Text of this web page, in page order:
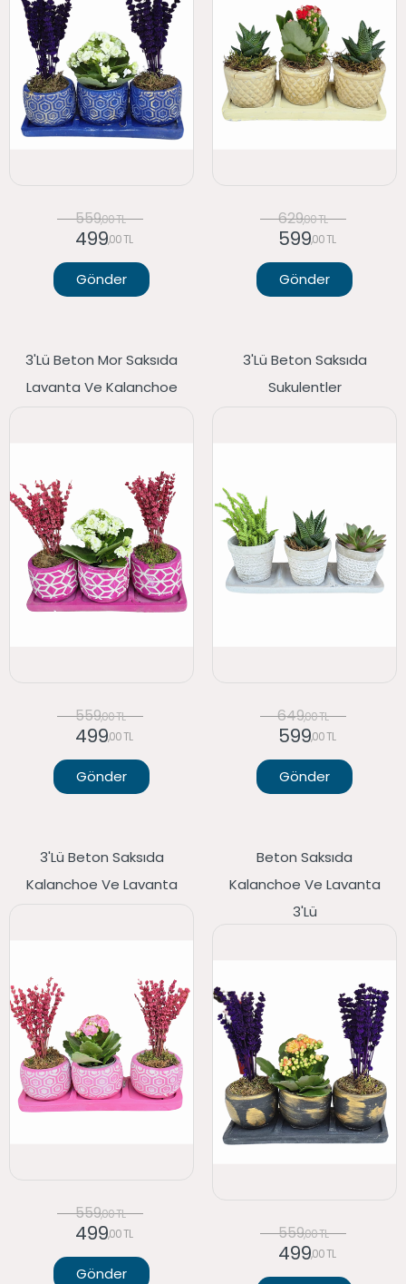
559,00 TL
499,00 TL
Gönder
629,00 TL
599,00 TL
Gönder
3'lü Beton Mor Saksıda
Lavanta Ve Kalanchoe
559,00 TL
499,00 TL
Gönder
3'lü Beton Saksıda
Sukulentler
649,00 TL
599,00 TL
Gönder
3'lü Beton Saksıda
Kalanchoe Ve Lavanta
559,00 TL
499,00 TL
Gönder
Beton Saksıda
Kalanchoe Ve Lavanta
3'lü
559,00 TL
499,00 TL